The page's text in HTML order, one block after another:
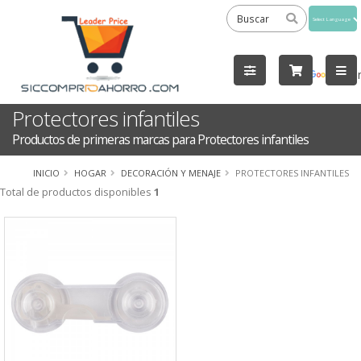
by
Protectores infantiles
Productos de primeras marcas para Protectores infantiles
INICIO HOGAR DECORACIÓN Y MENAJE PROTECTORES INFANTILES
Total de productos disponibles 1